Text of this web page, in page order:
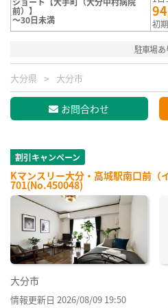
前）】
～30日未満
初
駐車場あ
大分県 大分市
お問合わせ
割引キャンペーン
Kマンスリー大分・高城駅南口前（
701(No.450048)
大分市
情報更新日 2026/08/09 19:50